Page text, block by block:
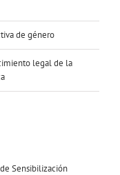
de género
legal de la
Sensibilización